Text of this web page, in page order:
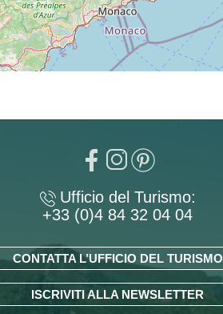
Ufficio del Turismo:
+33 (0)4 84 32 04 04
CONTATTA L’UFFICIO DEL TURISMO
ISCRIVITI ALLA NEWSLETTER